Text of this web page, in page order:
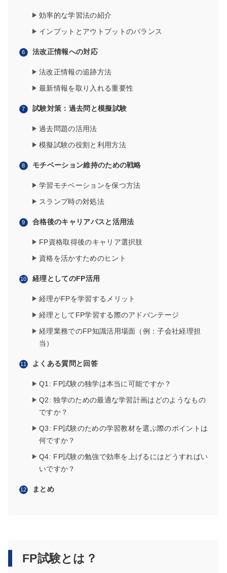
効率的な学習法の紹介
インプットとアウトプットのバランス
法改正情報への対応
法改正情報の追跡方法
最新情報を取り入れる重要性
試験対策：過去問と模擬試験
過去問題の活用法
模擬試験の役割と利用方法
モチベーション維持のための戦略
学習モチベーションを保つ方法
スランプ時の対処法
合格後のキャリアパスと活用法
FP資格取得後のキャリア選択肢
資格を活かすためのヒント
経理としてのFP活用
経理がFPを学習するメリット
経理としてFP学習する際のアドバンテージ
経理業務でのFP知識活用場面（例：子会社経理担
当）
よくある質問と回答
Q1: FP試験の独学は本当に可能ですか？
Q2: 独学のための最適な学習計画はどのようなもの
ですか？
Q3: FP試験のための学習教材を選ぶ際のポイントは
何ですか？
Q4: FP試験の勉強で効率を上げるにはどうすればい
いですか？
まとめ
FP試験とは？